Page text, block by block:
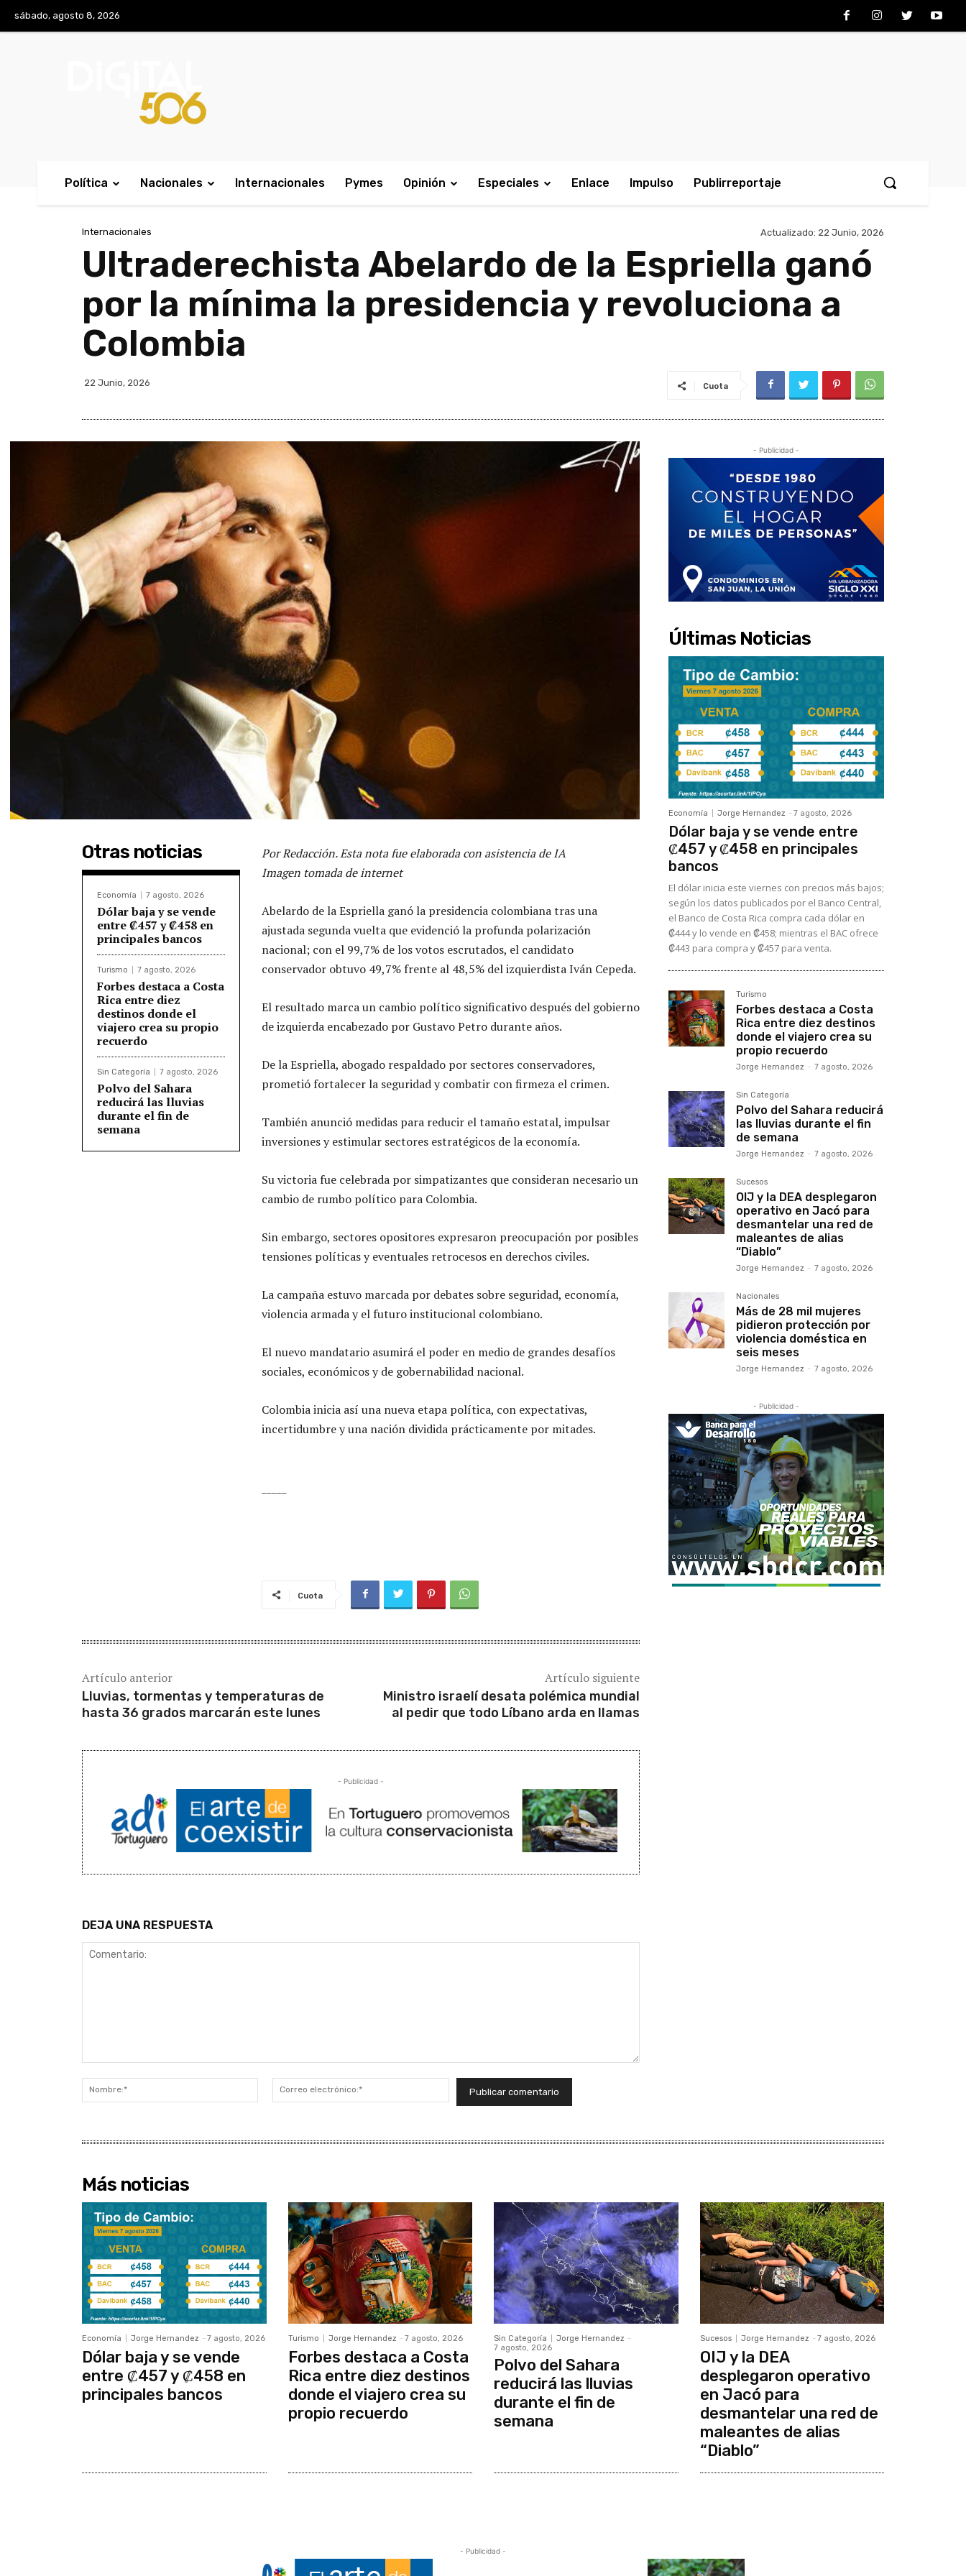
sábado, agosto 8, 2026
Política Nacionales Internacionales Pymes Opinión Especiales Enlace Impulso Publirreportaje
Internacionales Actualizado: 22 Junio, 2026
Ultraderechista Abelardo de la Espriella ganó
por la mínima la presidencia y revoluciona a
Colombia
22 Junio, 2026 Cuota
Otras noticias
Economía 7 agosto, 2026
Dólar baja y se vende
entre ₡457 y ₡458 en
principales bancos
Turismo 7 agosto, 2026
Forbes destaca a Costa
Rica entre diez
destinos donde el
viajero crea su propio
recuerdo
Sin Categoría 7 agosto, 2026
Polvo del Sahara
reducirá las lluvias
durante el fin de
semana
Por Redacción. Esta nota fue elaborada con asistencia de IA
Imagen tomada de internet
Abelardo de la Espriella ganó la presidencia colombiana tras una
ajustada segunda vuelta que evidenció la profunda polarización
nacional; con el 99,7% de los votos escrutados, el candidato
conservador obtuvo 49,7% frente al 48,5% del izquierdista Iván Cepeda.
El resultado marca un cambio político significativo después del gobierno
de izquierda encabezado por Gustavo Petro durante años.
De la Espriella, abogado respaldado por sectores conservadores,
prometió fortalecer la seguridad y combatir con firmeza el crimen.
También anunció medidas para reducir el tamaño estatal, impulsar
inversiones y estimular sectores estratégicos de la economía.
Su victoria fue celebrada por simpatizantes que consideran necesario un
cambio de rumbo político para Colombia.
Sin embargo, sectores opositores expresaron preocupación por posibles
tensiones políticas y eventuales retrocesos en derechos civiles.
La campaña estuvo marcada por debates sobre seguridad, economía,
violencia armada y el futuro institucional colombiano.
El nuevo mandatario asumirá el poder en medio de grandes desafíos
sociales, económicos y de gobernabilidad nacional.
Colombia inicia así una nueva etapa política, con expectativas,
incertidumbre y una nación dividida prácticamente por mitades.
Cuota
Artículo anterior
Lluvias, tormentas y temperaturas de
hasta 36 grados marcarán este lunes
Artículo siguiente
Ministro israelí desata polémica mundial
al pedir que todo Líbano arda en llamas
- Publicidad -
DEJA UNA RESPUESTA
Nombre:*
electrónico:*
- Publicidad -
Últimas Noticias
Economía Jorge Hernandez - 7 agosto, 2026
Dólar baja y se vende entre
₡457 y ₡458 en principales
bancos
El dólar inicia este viernes con precios más bajos;
según los datos publicados por el Banco Central,
el Banco de Costa Rica compra cada dólar en
₡444 y lo vende en ₡458; mientras el BAC ofrece
₡443 para compra y ₡457 para venta.
Turismo
Forbes destaca a Costa
Rica entre diez destinos
donde el viajero crea su
propio recuerdo
Jorge Hernandez - 7 agosto, 2026
Sin Categoría
Polvo del Sahara reducirá
las lluvias durante el fin
de semana
Jorge Hernandez - 7 agosto, 2026
Sucesos
OIJ y la DEA desplegaron
operativo en Jacó para
desmantelar una red de
maleantes de alias
“Diablo”
Jorge Hernandez - 7 agosto, 2026
Nacionales
Más de 28 mil mujeres
pidieron protección por
violencia doméstica en
seis meses
Jorge Hernandez - 7 agosto, 2026
- Publicidad -
Más noticias
Economía Jorge Hernandez - 7 agosto, 2026
Dólar baja y se vende
entre ₡457 y ₡458 en
principales bancos
Turismo Jorge Hernandez - 7 agosto, 2026
Forbes destaca a Costa
Rica entre diez destinos
donde el viajero crea su
propio recuerdo
Sin Categoría Jorge Hernandez -
7 agosto, 2026
Polvo del Sahara
reducirá las lluvias
durante el fin de
semana
Sucesos Jorge Hernandez - 7 agosto, 2026
OIJ y la DEA
desplegaron operativo
en Jacó para
desmantelar una red de
maleantes de alias
“Diablo”
- Publicidad -